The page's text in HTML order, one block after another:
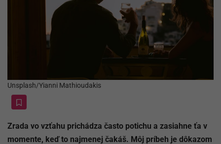
Unsplash/Yianni Mathioudakis
Zrada vo vzťahu prichádza často potichu a zasiahne ťa v
momente, keď to najmenej čakáš. Môj príbeh je dôkazom